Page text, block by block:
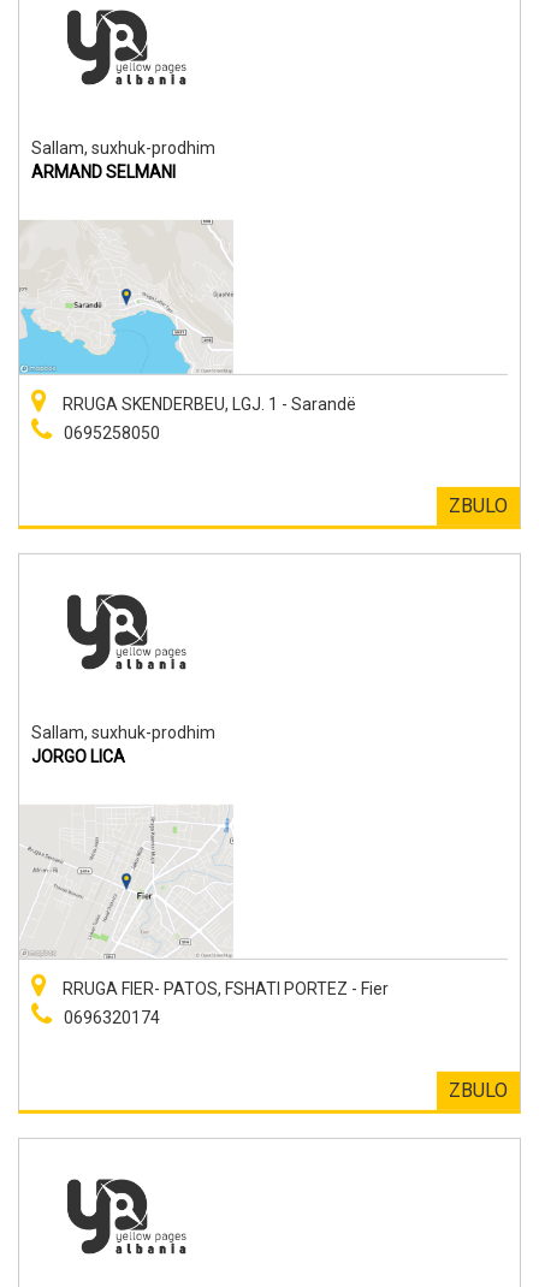
Sallam, suxhuk-prodhim
ARMAND SELMANI
RRUGA SKENDERBEU, LGJ. 1 - Sarandë
0695258050
ZBULO
Sallam, suxhuk-prodhim
JORGO LICA
RRUGA FIER- PATOS, FSHATI PORTEZ - Fier
0696320174
ZBULO